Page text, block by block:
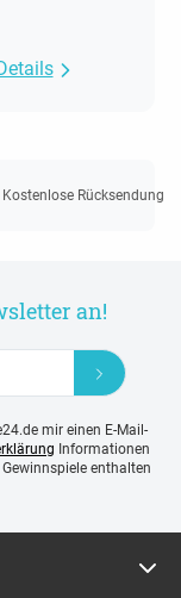
Kostenlose Rücksendung
an!
mir einen E-Mail-
Informationen
enthalten